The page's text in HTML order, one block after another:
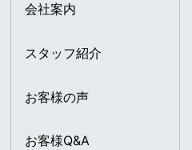
会社案内
スタッフ紹介
お客様の声
お客様Q&A